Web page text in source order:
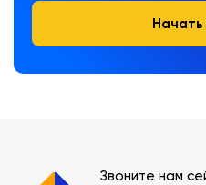
Звоните нам